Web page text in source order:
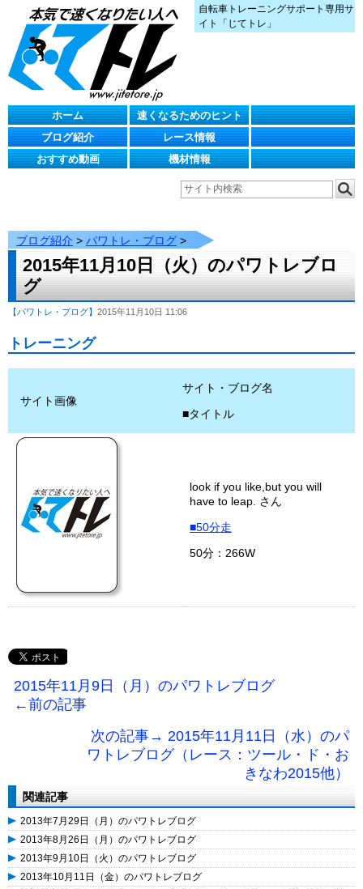
自転車トレーニングサポート専用サ
イト「じてトレ」
ホーム
速くなるためのヒント
ブログ紹介
レース情報
おすすめ動画
機材情報
ブログ紹介 > パワトレ・ブログ>
2015年11月10日（火）のパワトレブロ
グ
【パワトレ・ブログ】 2015年11月10日 11:06
トレーニング
サイト画像
サイト・ブログ名
■タイトル
look if you like,but you will
have to leap. さん
■50分走
50分：266W
2015年11月9日（月）のパワトレブログ
←前の記事
次の記事→ 2015年11月11日（水）のパ
ワトレブログ（レース：ツール・ド・お
きなわ2015他）
関連記事
2013年7月29日（月）のパワトレブログ
2013年8月26日（月）のパワトレブログ
2013年9月10日（火）のパワトレブログ
2013年10月11日（金）のパワトレブログ